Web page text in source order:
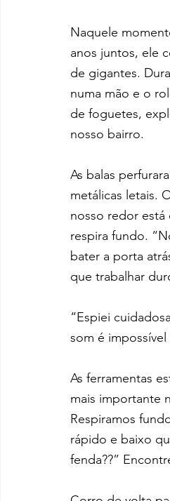
Naquele
anos juntos, ele
de gigantes.
numa mão e o
de foguetes,
nosso bairro.
As balas
metálicas letais.
nosso redor está
respira fundo.
bater a porta
que trabalhar
“Espiei
som é
As ferramentas
mais importante
Respiramos
rápido e baixo
fenda??”